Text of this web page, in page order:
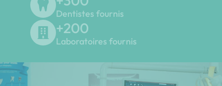
Dentistes fournis
+200
Laboratoires fournis